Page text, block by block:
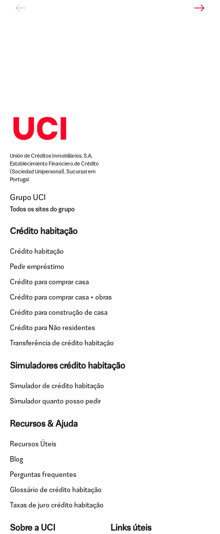
Unión de Créditos Inmobiliários, S.A.
Establecimiento Financiero de Crédito
(Sociedad Unipersonal), Sucursal em
Portugal
Grupo UCI
Todos os sites do grupo
Crédito habitação
Crédito habitação
Pedir empréstimo
Crédito para comprar casa
Crédito para comprar casa + obras
Crédito para construção de casa
Crédito para Não residentes
Transferência de crédito habitação
Simuladores crédito habitação
Simulador de crédito habitação
Simulador quanto posso pedir
Recursos & Ajuda
Recursos Úteis
Blog
Perguntas frequentes
Glossário de crédito habitação
Taxas de juro crédito habitação
Sobre a UCI Links úteis